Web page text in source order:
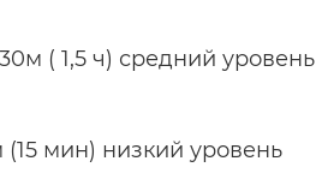
( 1,5 ч) средний уровень
мин) низкий уровень